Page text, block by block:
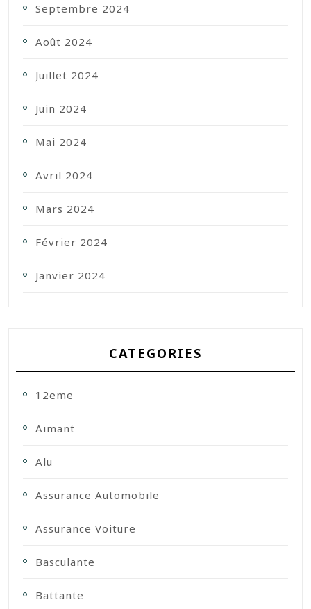
Septembre 2024
Août 2024
Juillet 2024
Juin 2024
Mai 2024
Avril 2024
Mars 2024
Février 2024
Janvier 2024
CATEGORIES
12eme
Aimant
Alu
Assurance Automobile
Assurance Voiture
Basculante
Battante